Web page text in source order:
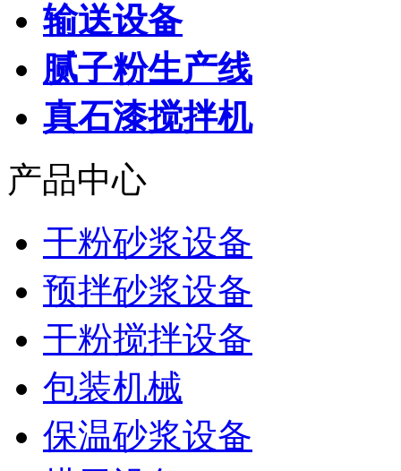
输送设备
腻子粉生产线
真石漆搅拌机
产品中心
干粉砂浆设备
预拌砂浆设备
干粉搅拌设备
包装机械
保温砂浆设备